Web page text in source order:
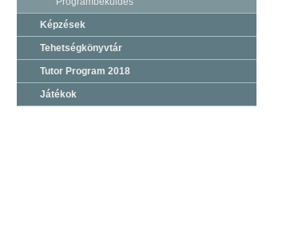
Képzések
Tehetségkönyvtár
Tutor Program 2018
Játékok